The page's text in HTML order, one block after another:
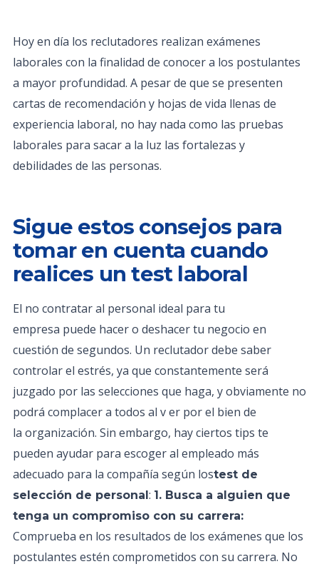
Hoy en día los reclutadores realizan exámenes
laborales con la finalidad de conocer a los postulantes
a mayor profundidad. A pesar de que se presenten
cartas de recomendación y hojas de vida llenas de
experiencia laboral, no hay nada como las pruebas
laborales para sacar a la luz las fortalezas y
debilidades de las personas.
Sigue estos consejos para
tomar en cuenta cuando
realices un test laboral
El no contratar al personal ideal para tu
empresa puede hacer o deshacer tu negocio en
cuestión de segundos. Un reclutador debe saber
controlar el estrés, ya que constantemente será
juzgado por las selecciones que haga, y obviamente no
podrá complacer a todos al v er por el bien de
la organización. Sin embargo, hay ciertos tips te
pueden ayudar para escoger al empleado más
adecuado para la compañía según lostest de
selección de personal: 1. Busca a alguien que
tenga un compromiso con su carrera:
Comprueba en los resultados de los exámenes que los
postulantes estén comprometidos con su carrera. No